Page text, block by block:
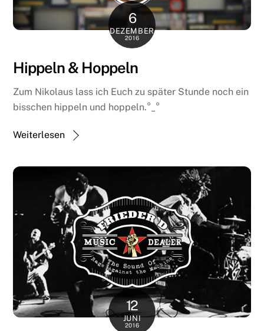
6
DEZEMBER
2016
Hippeln & Hoppeln
Zum Nikolaus lass ich Euch zu später Stunde noch ein
bisschen hippeln und hoppeln.°_°
Weiterlesen
12
JUNI
2016